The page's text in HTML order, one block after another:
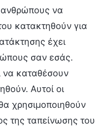
ανθρώπους να
κατακτηθούν για
έχει
σαν εσάς.
να καταθέσουν
Αυτοί οι
χρησιμοποιηθούν
της ταπείνωσης του